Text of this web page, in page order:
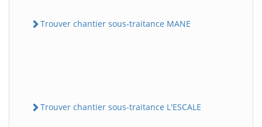
Trouver chantier sous-traitance MANE
Trouver chantier sous-traitance L'ESCALE